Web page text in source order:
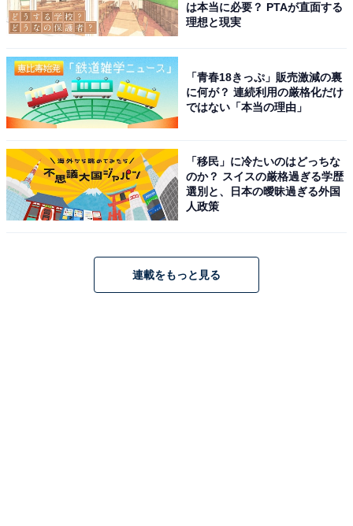
は本当に必要？ PTAが直面する
理想と現実
「青春18きっぷ」販売激減の裏
に何が？ 連続利用の厳格化だけ
ではない「本当の理由」
「移民」に冷たいのはどっちな
のか？ スイスの厳格過ぎる学歴
選別と、日本の曖昧過ぎる外国
人政策
連載をもっと見る